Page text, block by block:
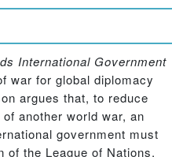
International Government
war for global diplomacy
argues that, to reduce
another world war, an
government must
of the League of Nations,